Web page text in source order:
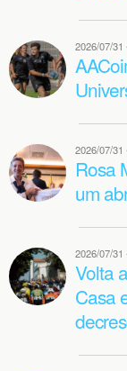
2026/07/31
2026/07/31
Rosa
um
2026/07/31
Volta
Casa